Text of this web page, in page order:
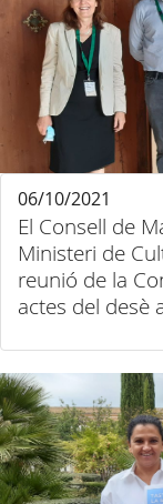
El Consell de
Ministeri de
reunió de la
actes del desè
06/10/2021